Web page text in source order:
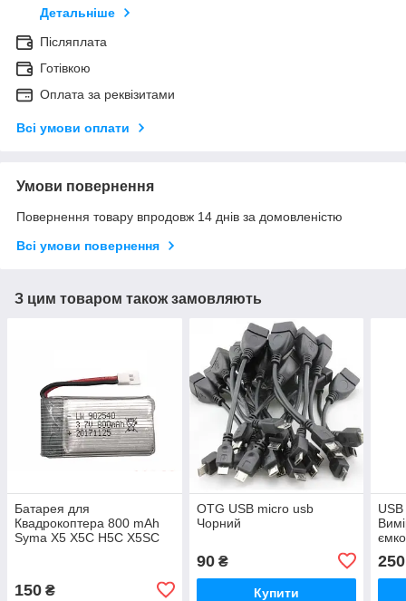
Детальніше
Післяплата
Готівкою
Оплата за реквізитами
Всі умови оплати
Умови повернення
Повернення товару впродовж 14 днів за домовленістю
Всі умови повернення
З цим товаром також замовляють
Батарея для
Квадрокоптера 800 mAh
Syma X5 X5C H5C X5SC
150 ₴
OTG USB micro usb
Чорний
90₴
Купити
250